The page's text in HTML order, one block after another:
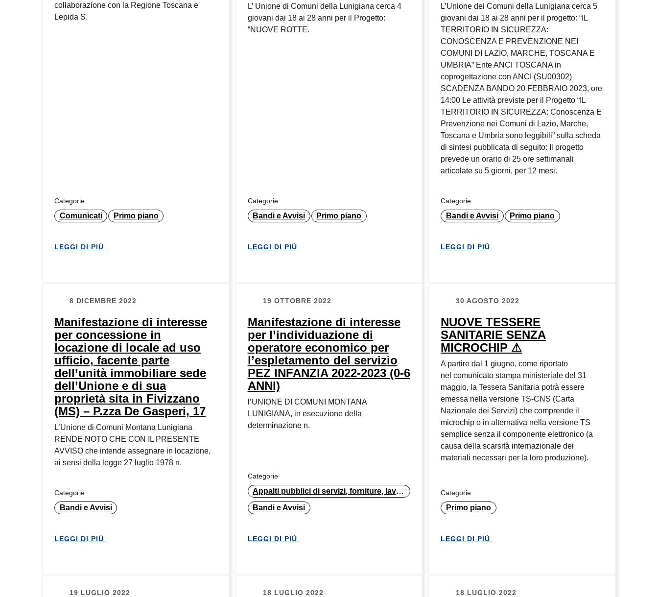
collaborazione con la Regione Toscana e
Lepida S.
Categorie
Comunicati Primo piano
LEGGI DI PIÙ
L’ Unione di Comuni della Lunigiana cerca 4
giovani dai 18 ai 28 anni per il Progetto:
“NUOVE ROTTE.
Categorie
Bandi e Avvisi Primo piano
LEGGI DI PIÙ
L’Unione dei Comuni della Lunigiana cerca 5
giovani dai 18 ai 28 anni per il progetto: “IL
TERRITORIO IN SICUREZZA:
CONOSCENZA E PREVENZIONE NEI
COMUNI DI LAZIO, MARCHE, TOSCANA E
UMBRIA” Ente ANCI TOSCANA in
coprogettazione con ANCI (SU00302)
SCADENZA BANDO 20 FEBBRAIO 2023, ore
14:00 Le attività previste per il Progetto “IL
TERRITORIO IN SICUREZZA: Conoscenza E
Prevenzione nei Comuni di Lazio, Marche,
Toscana e Umbria sono leggibili” sulla scheda
di sintesi pubblicata di seguito: Il progetto
prevede un orario di 25 ore settimanali
articolate su 5 giorni, per 12 mesi.
Categorie
Bandi e Avvisi Primo piano
LEGGI DI PIÙ
8 DICEMBRE 2022
Manifestazione di interesse
per concessione in
locazione di locale ad uso
ufficio, facente parte
dell’unità immobiliare sede
dell’Unione e di sua
proprietà sita in Fivizzano
(MS) – P.zza De Gasperi, 17
L’Unione di Comuni Montana Lunigiana
RENDE NOTO CHE CON IL PRESENTE
AVVISO che intende assegnare in locazione,
ai sensi della legge 27 luglio 1978 n.
Categorie
Bandi e Avvisi
LEGGI DI PIÙ
19 OTTOBRE 2022
Manifestazione di interesse
per l’individuazione di
operatore economico per
l’espletamento del servizio
PEZ INFANZIA 2022-2023 (0-6
ANNI)
l’UNIONE DI COMUNI MONTANA
LUNIGIANA, in esecuzione della
determinazione n.
Categorie
Appalti pubblici di servizi, forniture, lavori
Bandi e Avvisi
LEGGI DI PIÙ
30 AGOSTO 2022
NUOVE TESSERE
SANITARIE SENZA
MICROCHIP ⚠
A partire dal 1 giugno, come riportato
nel comunicato stampa ministeriale del 31
maggio, la Tessera Sanitaria potrà essere
emessa nella versione TS-CNS (Carta
Nazionale dei Servizi) che comprende il
microchip o in alternativa nella versione TS
semplice senza il componente elettronico (a
causa della scarsità internazionale dei
materiali necessari per la loro produzione).
Categorie
Primo piano
LEGGI DI PIÙ
19 LUGLIO 2022 18 LUGLIO 2022 18 LUGLIO 2022